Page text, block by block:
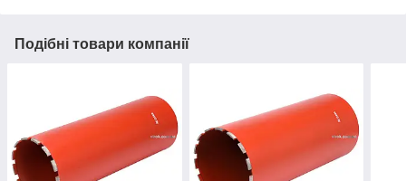
Подібні товари компанії